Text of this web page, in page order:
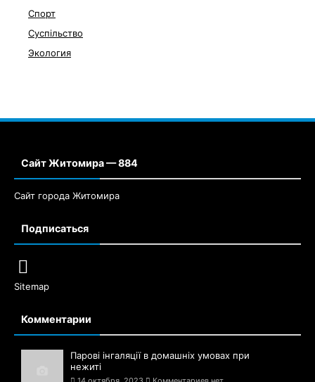
Спорт
Суспільство
Экология
Сайт Житомира — 884
Сайт города Житомира
Подписаться
Sitemap
Комментарии
Парові інгаляції в домашніх умовах при
нежиті